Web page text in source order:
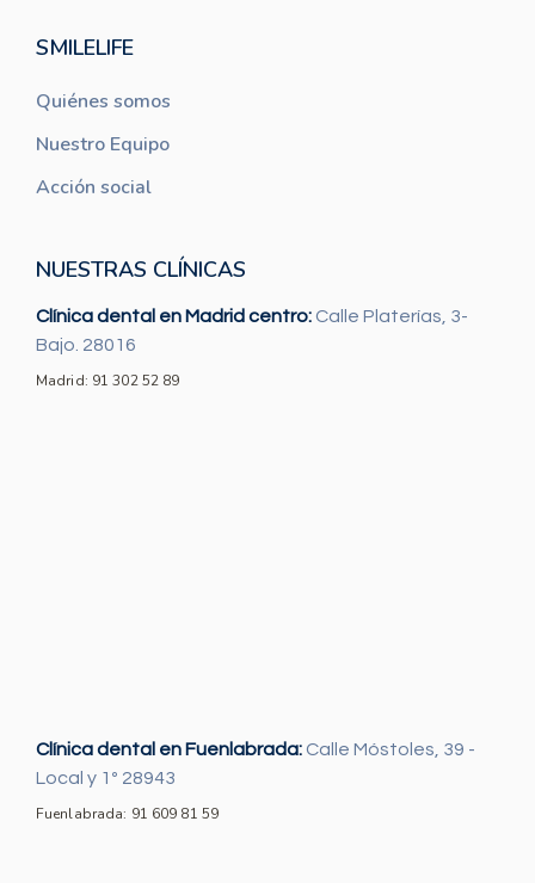
SMILELIFE
Quiénes somos
Nuestro Equipo
Acción social
NUESTRAS CLÍNICAS
Clínica dental en Madrid centro: Calle Platerías, 3-
Bajo. 28016
Madrid: 91 302 52 89
Clínica dental en Fuenlabrada: Calle Móstoles, 39 -
Local y 1º 28943
Fuenlabrada: 91 609 81 59